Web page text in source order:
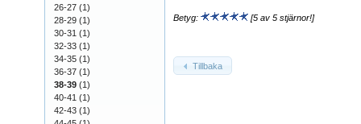
Betyg: [5 av 5 stjärnor!]
Tillbaka
26-27 (1)
28-29 (1)
30-31 (1)
32-33 (1)
34-35 (1)
36-37 (1)
38-39 (1)
40-41 (1)
42-43 (1)